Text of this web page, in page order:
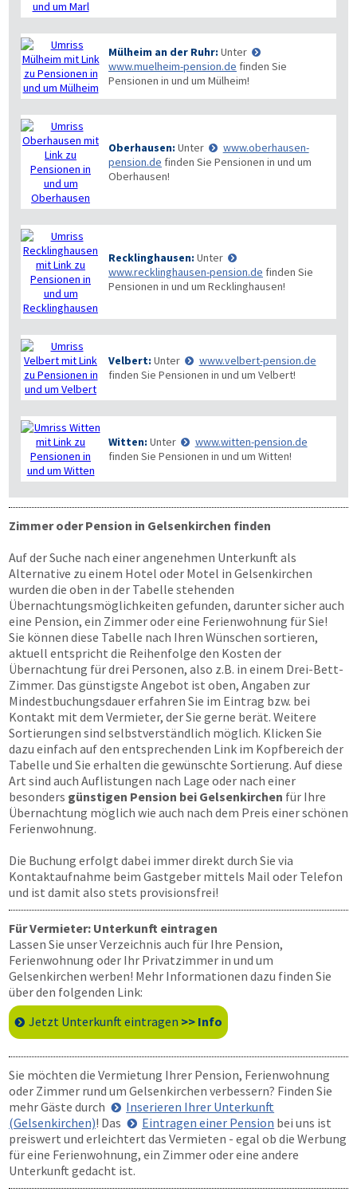
Mülheim an der Ruhr: Unter
www.muelheim-pension.de finden Sie
Pensionen in und um Mülheim!
Oberhausen: Unter
www.oberhausen-
pension.de finden Sie Pensionen in und um
Oberhausen!
Recklinghausen: Unter
www.recklinghausen-pension.de finden Sie
Pensionen in und um Recklinghausen!
Velbert: Unter
www.velbert-pension.de
finden Sie Pensionen in und um Velbert!
Witten: Unter
www.witten-pension.de
finden Sie Pensionen in und um Witten!
Zimmer oder Pension in Gelsenkirchen finden
Auf der Suche nach einer angenehmen Unterkunft als
Alternative zu einem Hotel oder Motel in Gelsenkirchen
wurden die oben in der Tabelle stehenden
Übernachtungsmöglichkeiten gefunden, darunter sicher auch
eine Pension, ein Zimmer oder eine Ferienwohnung für Sie!
Sie können diese Tabelle nach Ihren Wünschen sortieren,
aktuell entspricht die Reihenfolge den Kosten der
Übernachtung für drei Personen, also z.B. in einem Drei-Bett-
Zimmer. Das günstigste Angebot ist oben, Angaben zur
Mindestbuchungsdauer erfahren Sie im Eintrag bzw. bei
Kontakt mit dem Vermieter, der Sie gerne berät. Weitere
Sortierungen sind selbstverständlich möglich. Klicken Sie
dazu einfach auf den entsprechenden Link im Kopfbereich der
Tabelle und Sie erhalten die gewünschte Sortierung. Auf diese
Art sind auch Auflistungen nach Lage oder nach einer
besonders günstigen Pension bei Gelsenkirchen für Ihre
Übernachtung möglich wie auch nach dem Preis einer schönen
Ferienwohnung.
Die Buchung erfolgt dabei immer direkt durch Sie via
Kontaktaufnahme beim Gastgeber mittels Mail oder Telefon
und ist damit also stets provisionsfrei!
Für Vermieter: Unterkunft eintragen
Lassen Sie unser Verzeichnis auch für Ihre Pension,
Ferienwohnung oder Ihr Privatzimmer in und um
Gelsenkirchen werben! Mehr Informationen dazu finden Sie
über den folgenden Link:
Jetzt Unterkunft eintragen >> Info
Sie möchten die Vermietung Ihrer Pension, Ferienwohnung
oder Zimmer rund um Gelsenkirchen verbessern? Finden Sie
mehr Gäste durch
Inserieren Ihrer Unterkunft
(Gelsenkirchen)! Das Eintragen einer Pension bei uns ist
preiswert und erleichtert das Vermieten - egal ob die Werbung
für eine Ferienwohnung, ein Zimmer oder eine andere
Unterkunft gedacht ist.